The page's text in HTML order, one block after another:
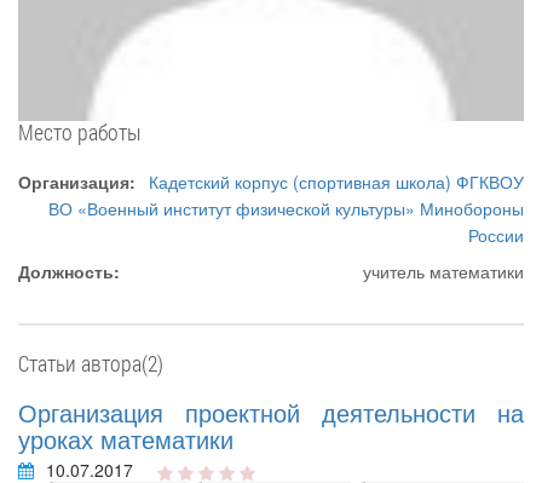
Место работы
Организация:
Кадетский корпус (спортивная школа) ФГКВОУ
ВО «Военный институт физической культуры» Минобороны
России
Должность:
учитель математики
Статьи автора(2)
Организация проектной деятельности на
уроках математики
10.07.2017